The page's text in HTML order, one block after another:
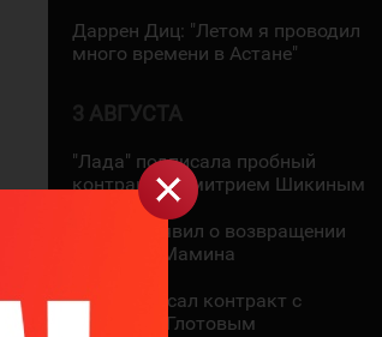
Даррен Диц: "Летом я проводил
много времени в Астане"
3 АВГУСТА
"Лада" подписала пробный
контракт с Дмитрием Шикиным
ЦСКА объявил о возвращении
Максима Мамина
СКА подписал контракт с
Василием Глотовым